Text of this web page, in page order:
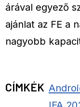
árával egyező
ajánlat az FE a
nagyobb
CÍMKÉK